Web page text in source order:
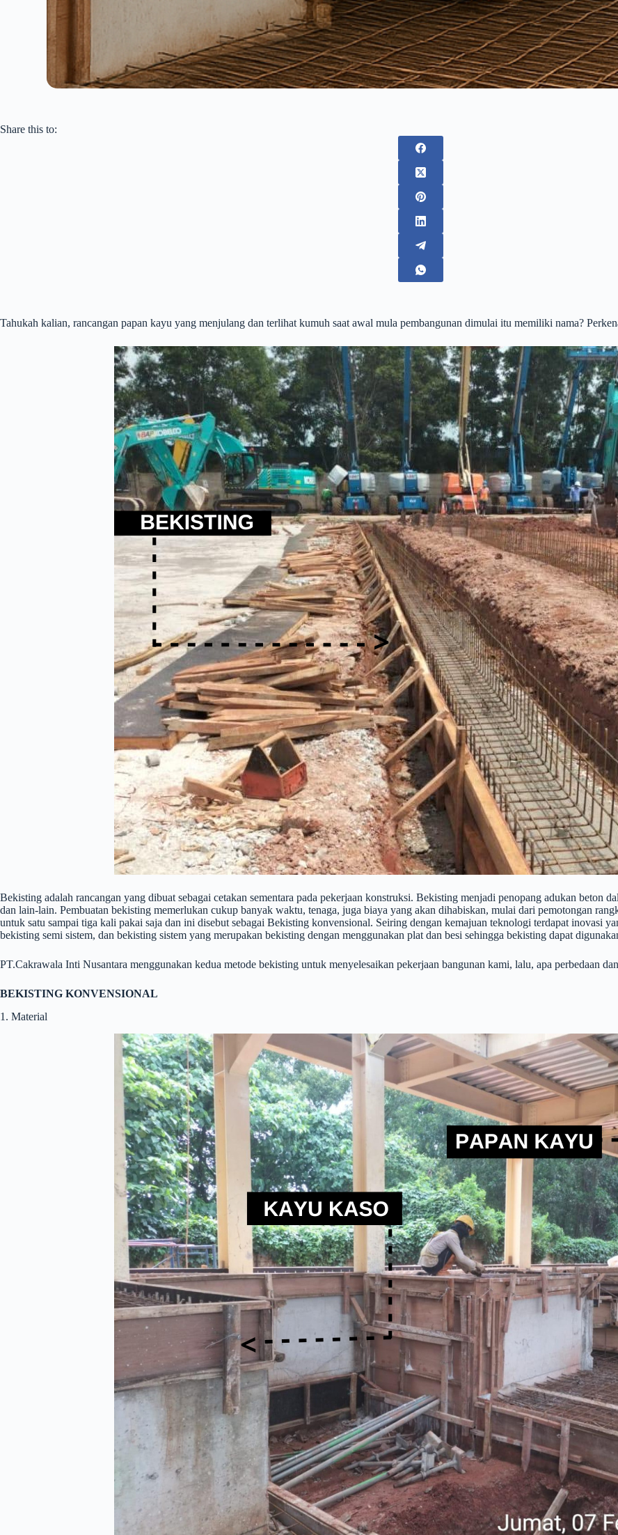
Share this to:
Tahukah kalian, rancangan papan kayu yang menjulang dan terlihat kumuh saat awal mula pembangunan dimulai itu memiliki nama?
Bekisting adalah rancangan yang dibuat sebagai cetakan sementara pada pekerjaan konstruksi. Bekisting menjadi penopang adukan beton
dan lain-lain. Pembuatan bekisting memerlukan cukup banyak waktu, tenaga, juga biaya yang akan dihabiskan, mulai dari pemotongan
untuk satu sampai tiga kali pakai saja dan ini disebut sebagai Bekisting konvensional. Seiring dengan kemajuan teknologi terdapat inovasi
bekisting semi sistem, dan bekisting sistem yang merupakan bekisting dengan menggunakan plat dan besi sehingga bekisting dapat
PT.Cakrawala Inti Nusantara menggunakan kedua metode bekisting untuk menyelesaikan pekerjaan bangunan kami, lalu, apa perbedaan
BEKISTING KONVENSIONAL
1. Material